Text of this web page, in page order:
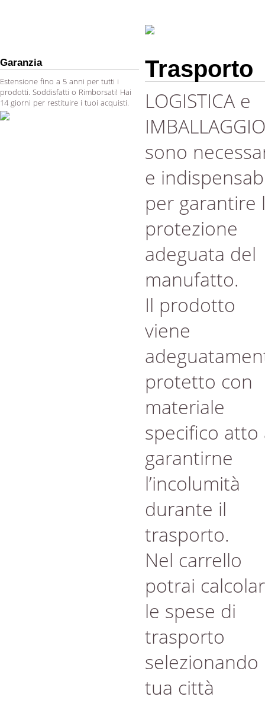
Garanzia
Estensione fino a 5 anni per tutti i
prodotti. Soddisfatti o Rimborsati! Hai
14 giorni per restituire i tuoi acquisti.
Trasporto
LOGISTICA e
IMBALLAGGIO
sono
e
per garantire
protezione
adeguata del
manufatto.
Il prodotto
viene
protetto con
materiale
specifico atto
garantirne
l’incolumità
durante il
trasporto.
Nel carrello
potrai
le spese di
trasporto
selezionando
tua città